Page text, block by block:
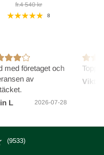
fr.4 540 kr
8
med företaget och
av
L
2026-07-28
(9533)